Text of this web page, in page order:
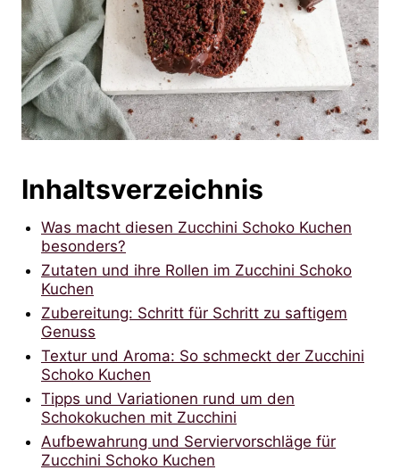
Inhaltsverzeichnis
Was macht diesen Zucchini Schoko Kuchen
besonders?
Zutaten und ihre Rollen im Zucchini Schoko
Kuchen
Zubereitung: Schritt für Schritt zu saftigem
Genuss
Textur und Aroma: So schmeckt der Zucchini
Schoko Kuchen
Tipps und Variationen rund um den
Schokokuchen mit Zucchini
Aufbewahrung und Serviervorschläge für
Zucchini Schoko Kuchen